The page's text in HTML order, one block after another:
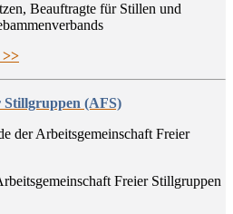
Beauftragte für Stillen und
>>
Stillgruppen (AFS)
Freier Stillgruppen